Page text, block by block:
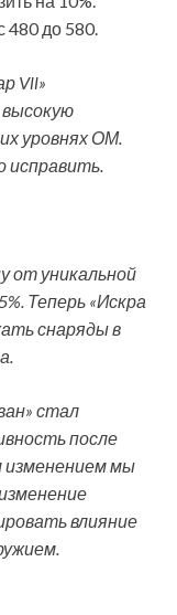
480 до 580.
Vll»
уровнях ОМ.
от уникальной
Теперь «Искра
снаряды в
стал
после
изменением мы
влияние